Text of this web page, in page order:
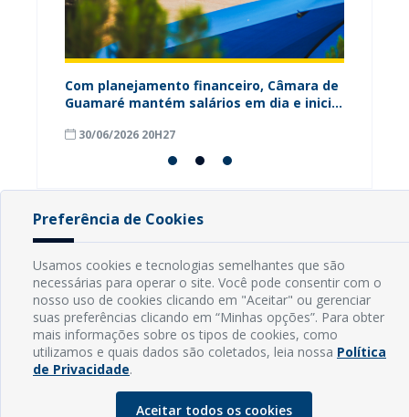
Com planejamento financeiro, Câmara de
Guamaré mantém salários em dia e inicia
30/06/2026 20H27
Endereço: Rua Capitão Vicente de Brito, S/N - Centro
CEP: 59598-000 - Guamaré - RN
Contato: (84) 3525-2032
E-mail: diretoria@guamare.rn.leg.br
Horário: Segunda a sexta-feira, das 8h às 12h
Preferência de Cookies
Usamos cookies e tecnologias semelhantes que são
necessárias para operar o site. Você pode consentir com o
nosso uso de cookies clicando em "Aceitar" ou gerenciar
suas preferências clicando em “Minhas opções”. Para obter
mais informações sobre os tipos de cookies, como
utilizamos e quais dados são coletados, leia nossa Política
de Privacidade.
Aceitar todos os cookies